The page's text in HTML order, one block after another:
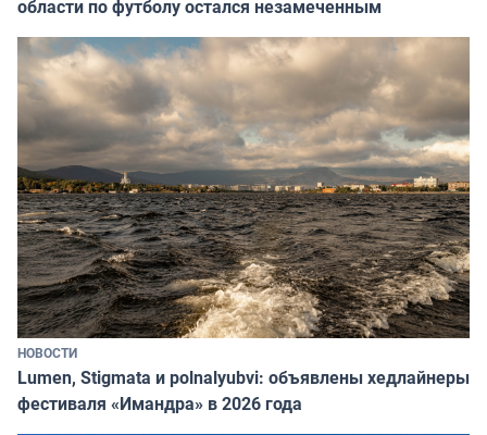
области по футболу остался незамеченным
НОВОСТИ
Lumen, Stigmata и polnalyubvi: объявлены хедлайнеры
фестиваля «Имандра» в 2026 года